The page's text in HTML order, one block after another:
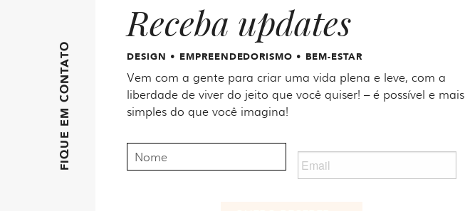
FIQUE EM CONTATO
Receba updates
DESIGN • EMPREENDEDORISMO • BEM-ESTAR
Vem com a gente para criar uma vida plena e leve, com a
liberdade de viver do jeito que você quiser! – é possível e mais
simples do que você imagina!
Nome Email